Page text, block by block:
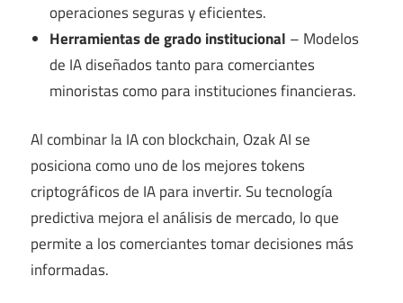
operaciones seguras y eficientes.
Herramientas de grado institucional – Modelos
de IA diseñados tanto para comerciantes
minoristas como para instituciones financieras.
Al combinar la IA con blockchain, Ozak AI se
posiciona como uno de los mejores tokens
criptográficos de IA para invertir. Su tecnología
predictiva mejora el análisis de mercado, lo que
permite a los comerciantes tomar decisiones más
informadas.